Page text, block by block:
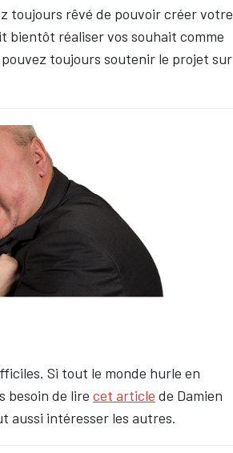
toujours rêvé de pouvoir créer votre
bientôt réaliser vos souhait comme
toujours soutenir le projet sur
Si tout le monde hurle en
besoin de lire cet article de Damien
aussi intéresser les autres.